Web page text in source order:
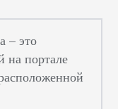
– это
на портале